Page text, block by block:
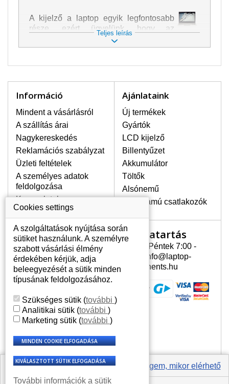
Értesíts engem, mikor elérhető
A kijelző a laptop egyik legfontosabb
része, ezért ügyelünk, hogy az
pótalkatrész a legjobb minőségű
legyen. A kép és szöveg különféle
laptoppal legnagyobb óvatossággal
bekövetkezett sérülések közé a
mechanikai sérüléseket lehet besorolni,
mint pl. széttört vagy megrepedt kijelző.
Továbbá még a függőleges csíkozást,
kijelző sötétségét, villogását vagy
egyenetlen fényességét.
LEGMAGASABB MINŐSÉGŰ
LCD KIJELZŐ!
A raktáron csakis eredeti
jótállás egész ideje alatt a pixelek
hibásodása nélkül, teljesítik az
A+ minőségi kategória igényes
feltételeit.
HOGYAN TUDJA MEGÁLLAPÍTANI
MILYEN KIJELZŐ SZÜKSÉGES A
A kijelzőt a laptop modeljle alapján lehet
kikeresni, amely megjelölés megtalálható
a laptop alulsó részén található címkén
ábrázolva van egy keretben vagy a
billentyűzetnél a vázon is. Abban az
esetben, amennyiben a sérült vagy
megrepedt kijelző le van szerelve, a típus
Teljes leírás
Információ
Mindent a vásárlásról
A szállítás árai
Nagykereskedés
Reklamációs szabályzat
Üzleti feltételek
A személyes adatok
feldolgozása
Kapcsolatok
Ajánlataink
Új termékek
Gyártók
LCD kijelző
Billentyűzet
Akkumulátor
Töltők
Alsónemű
Erősáramú csatlakozók
Az Ön számlája
Az Ön számlája
Személyes információk
Címek
Nyitvatartás
Hétfõ - Péntek 7:00 -
15:30 info@laptop-
components.hu
Cookies settings
A szolgáltatások nyújtása során
sütiket használunk. A személyre
szabott vásárlási élmény
érdekében kérjük, adja
beleegyezését a sütik minden
típusának feldolgozásához.
Szükséges sütik (további )
Analitikai sütik (további )
Marketing sütik (további )
További információk a sütik